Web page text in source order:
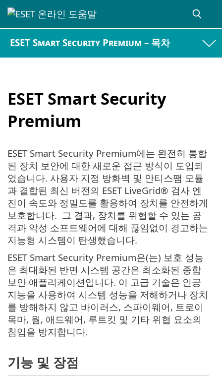
ESET Smart Security Premium – 목차
ESET Smart Security
Premium
ESET Smart Security Premium에는 완전히 통합
된 장치 보안에 대한 새로운 접근 방식이 도입되
었습니다. 사용자 지정 방화벽 및 안티스팸 모듈
과 결합된 최신 버전의 ESET LiveGrid® 검사 엔
진이 속도와 정밀도를 활용하여 장치를 안전하게
보호합니다. 그 결과, 장치를 위협할 수 있는 공
격과 악성 소프트웨어에 대해 끊임없이 경고하는
지능형 시스템이 탄생했습니다.
ESET Smart Security Premium은(는) 보호 성능
은 최대화된 반면 시스템 공간은 최소화된 종합
보안 애플리케이션입니다. 이 고급 기술은 인공
지능을 사용하여 시스템 성능을 저해하거나 장치
를 방해하지 않고 바이러스, 스파이웨어, 트로이
목마, 웜, 애드웨어, 루트킷 및 기타 위협 요소의
침입을 방지합니다.
기능 및 장점